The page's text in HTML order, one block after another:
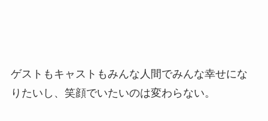
ゲストもキャストもみんな人間でみんな幸せにな
りたいし、笑顔でいたいのは変わらない。